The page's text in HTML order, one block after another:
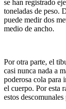
se han registrado
toneladas de peso.
puede medir dos
medio de ancho.
Por otra parte, el
casi nunca nada a
poderosa cola para
el cuerpo. Por esta
estos descomunales